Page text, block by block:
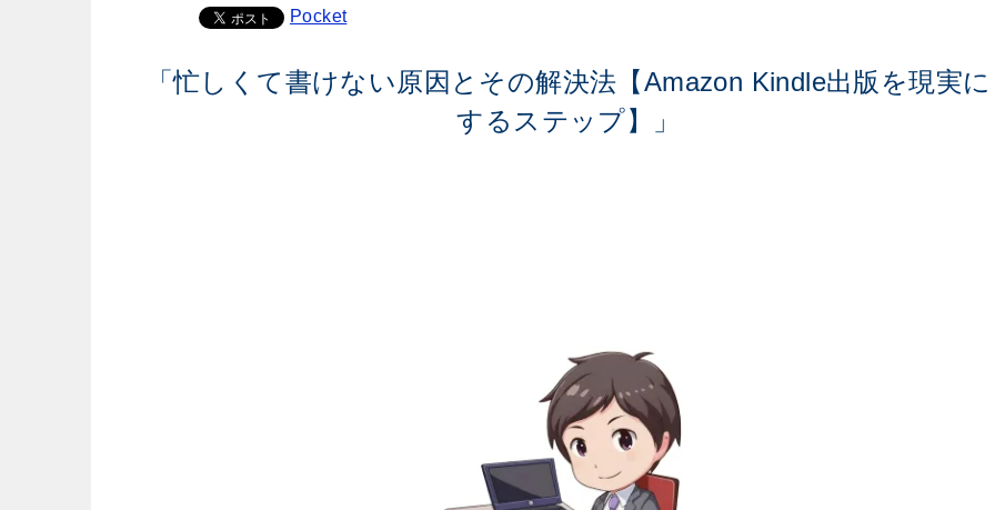
Pocket
「忙しくて書けない原因とその解決法【Amazon Kindle出版を現実に
するステップ】」